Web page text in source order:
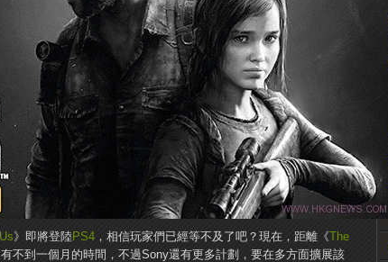
》即將登陸PS4 ，相信玩家們已經等不及了吧？現在，距離《The
不到一個月的時間，不過Sony還有更多計劃，要在多方面擴展該